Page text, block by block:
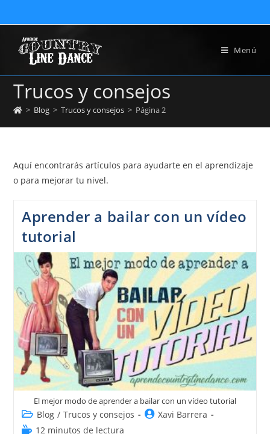
Menú
Trucos y consejos
> Blog > Trucos y consejos > Página 2
Aquí encontrarás artículos para ayudarte en el aprendizaje
o para mejorar tu nivel.
Aprender a bailar con un vídeo
tutorial
El mejor modo de aprender a bailar con un vídeo tutorial
Blog / Trucos y consejos
Xavi Barrera
12 minutos de lectura